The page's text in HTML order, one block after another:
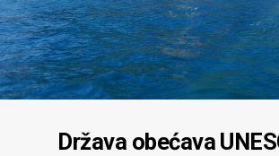
Država obećava